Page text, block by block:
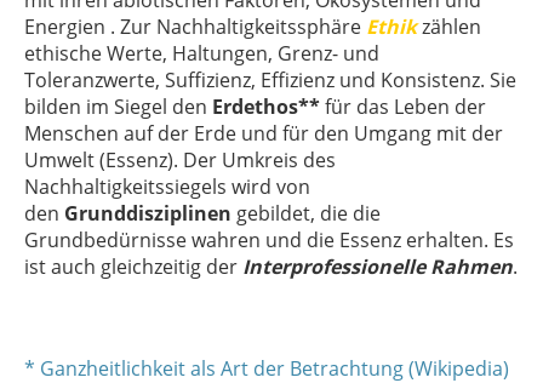
Energien . Zur Nachhaltigkeitssphäre Ethikzählen
ethische Werte, Haltungen, Grenz- und
Toleranzwerte, Suffizienz, Effizienz und Konsistenz. Sie
bilden im Siegel den Erdethos**für das Leben der
Menschen auf der Erde und für den Umgang mit der
Umwelt (Essenz). Der Umkreis des
Nachhaltigkeitssiegels wird von
den Grunddisziplinen gebildet, die die
Grundbedürnisse wahren und die Essenz erhalten. Es
ist auch gleichzeitig der Interprofessionelle Rahmen.
* Ganzheitlichkeit als Art der Betrachtung (Wikipedia)